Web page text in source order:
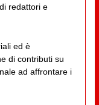
redattori e
ed è
di contributi su
ad affrontare i